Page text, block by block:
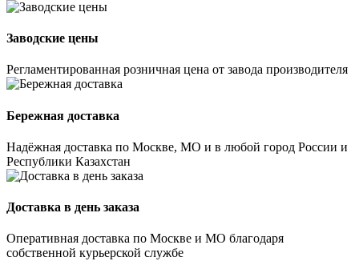
Заводские цены
Регламентированная розничная цена от завода производителя
Бережная доставка
Надёжная доставка по Москве, МО и в любой город России и
Республики Казахстан
Доставка в день заказа
Оперативная доставка по Москве и МО благодаря
собственной курьерской службе